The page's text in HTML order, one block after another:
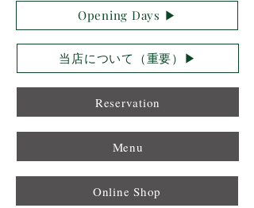
Opening Days ▶︎
Reservation
Menu
Online Shop
当店について（重要）▶︎